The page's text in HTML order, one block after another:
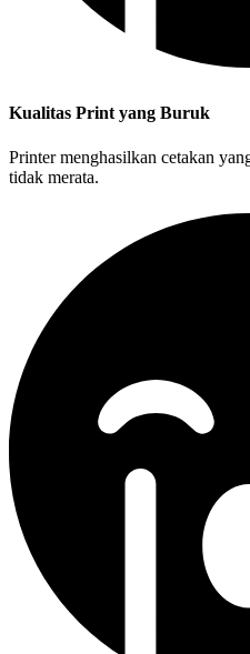
Kualitas Print yang Buruk
Printer menghasilkan cetakan
tidak merata.